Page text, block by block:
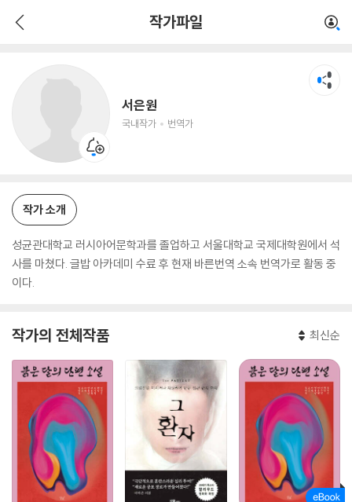
작가파일
서은원
국내작가 번역가
작가 소개
성균관대학교 러시아어문학과를 졸업하고 서울대학교 국제대학원에서 석
사를 마쳤다. 글밥 아카데미 수료 후 현재 바른번역 소속 번역가로 활동 중
이다.
작가의 전체작품 최신순